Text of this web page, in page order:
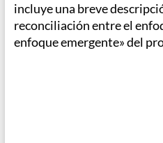
incluye una breve
reconciliación entre el
enfoque emergente» del